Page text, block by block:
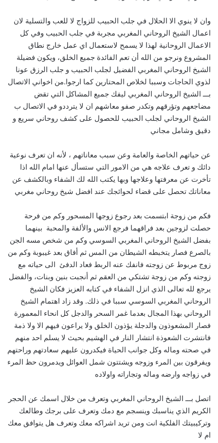
وان لا ينوي الا الحلال في جلب الحبيب للزواج لا للعب والتسلية لان
اعمال الشيخ الروحاني المغربي مجربة في جلب الحبيب وفي كل
الاعمال الروحانية لهذا لا يسمح لاستعمال اي عمل خارج نطاق
المشروع ونرجو من الله أن تعم الفائدة جميع الخلق، ويكون فضيلة
الشيخ الروحاني المغربي الفضيل لجلب الحبيب و جلب الرزق عونا
لذوي الحاجات وسببا لخلاص المحتارين كما ارجوا.من اخواني الاتصال
بـــ الشيخ الروحاني المغربي ليفك جميع المشاكل التي تقض
مضاجعهم وتؤرقهم وتكدر صفو معاشهم ان لا يترددو في الاتصال ب
الشيخ الروحاني لجلب الحبيب للحصول على كشف روحاني سريع و
دقيق وشامل مجاني
عن حياتهم الخاصة والعامة وعن سبب معاناتهم ، لأنه ان تعرف نوعية
دائك و تعرف علاجه هي من الامور التي ستسأل عنها امام الله اذا
تأخرت عن معرفتها وعلاجها وبها يكتب الله لك الشفاء وبالكشف عن
معاناتك تحصل على قضاء لحوائجك عند افضل شيخ روحاني مغربي
فكم من زوجة ابتسمت بعد رجوع زوجها المسحور وكم من فرحة
حصلت لزوجين بعد فراقهما فرجع الانس والألفة والمحبة بينهما
بفضل الشيخ الروحاني المغربي السوسي وكم من شخص مسه الجن
بالصرع فصار يتخبطه الشيطان من المس ثم أفاق بعد غيبوبة وكم من
زوج مربوط عن زوجته فانفك عنه الربط فعاد الدفئ الى حياته مع
زوجته وكم من زوجة تشتكي من العقم ثم أنجبت بنين وبنات، والفضل
يرجع لله تعالى الذي انزل الشفاء في كتابه العزيز فكان الشيخ
الروحاني المغربي السوسي سببا في ذلك. وقد زاد اهتمام الشيخ
الروحاني بهذا المجال بعدما غمر السحر والدجل كل انحاء المعمورة
فصار المشعوذون والدجلة يؤذون الخلق ولا يراعون فيهم الا ولا ذمة
فانتشرت الشعوذة انتشار النار في الهشيم بحيث لا يسلم احد منهم
في صحته وماله وكل جوانب الحياة فيكدرون عليهم سعادتهم وراحتهم
ويفرقون بين المرء وزوجه ويشتتون شمل العوائل ويدمرون حظ المرء
في زواجه وارضه وماله وتجاراته واولاده
اتصل بـــ الشيخ الروحاني المغربي وتعرف من خلال اسمك عن الحجر
الكريم الذي يناسبك وينسجم مع دمك وتعرف على برجك وطالعك
وتركيبيتك الفلكية انت ومن تريد اشراكه معك وتعرف هل يتوافق معك
ام لا